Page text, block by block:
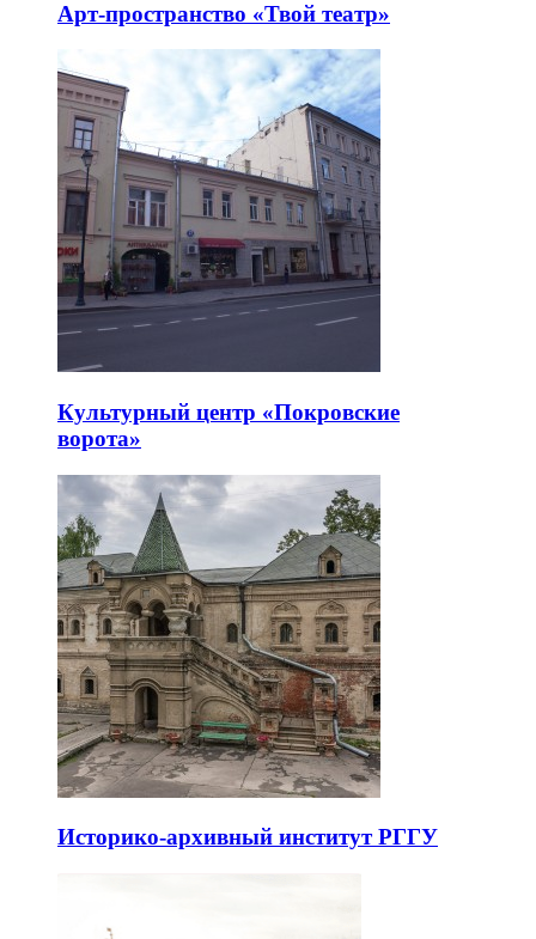
Арт-пространство «Твой театр»
Культурный центр «Покровские
ворота»
Историко-архивный институт РГГУ